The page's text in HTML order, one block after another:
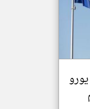
مليار يورو